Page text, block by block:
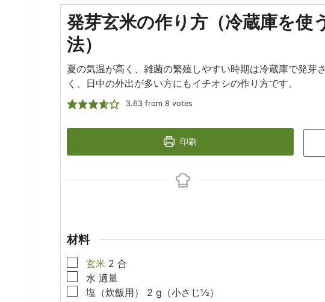
発芽玄米の作り方（冷蔵庫を使
法）
夏の気温が高く、雑菌の繁殖しやすい時期は冷蔵庫で発芽
く、日中の外出が多い方にもイチオシの作り方です。
3.63from 8 votes
印刷
材料
▢
玄米 2 合
▢
水 適量
▢
塩（炊飯用） 2 g（小さじ½）